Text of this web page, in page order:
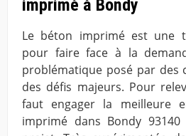
imprimé à Bondy
Le béton imprimé est une
pour faire face à la
problématique posé par des
des défis majeurs. Pour
faut engager la meilleure
imprimé dans Bondy